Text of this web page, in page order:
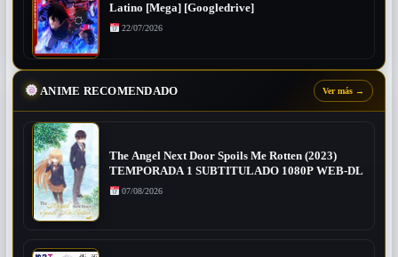
Latino [Mega] [Googledrive]
22/07/2026
ANIME RECOMENDADO Ver más →
The Angel Next Door Spoils Me Rotten (2023)
TEMPORADA 1 SUBTITULADO 1080P WEB-DL
07/08/2026